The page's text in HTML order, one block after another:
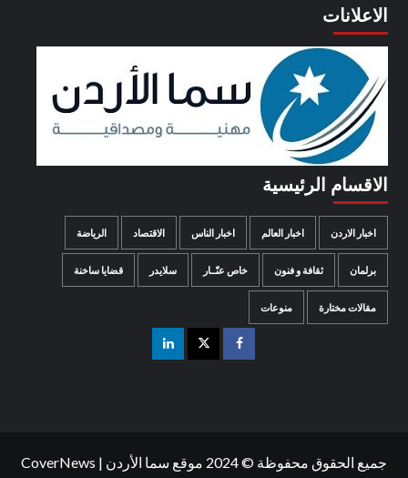
الاعلانات
الاقسام الرئيسية
اخبار الاردن اخبار العالم اخبار الناس الاقتصاد الرياضة
برلمان ثقافة و فنون خاص عنّــار سلايدر قضايا ساخنة
مقالات مختارة منوعات
جميع الحقوق محفوظة © 2024 موقع سما الأردن |
CoverNews